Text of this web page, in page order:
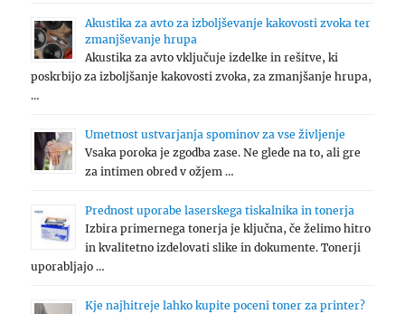
Akustika za avto za izboljševanje kakovosti zvoka ter
zmanjševanje hrupa
Akustika za avto vključuje izdelke in rešitve, ki
poskrbijo za izboljšanje kakovosti zvoka, za zmanjšanje hrupa,
…
Umetnost ustvarjanja spominov za vse življenje
Vsaka poroka je zgodba zase. Ne glede na to, ali gre
za intimen obred v ožjem …
Prednost uporabe laserskega tiskalnika in tonerja
Izbira primernega tonerja je ključna, če želimo hitro
in kvalitetno izdelovati slike in dokumente. Tonerji
uporabljajo …
Kje najhitreje lahko kupite poceni toner za printer?